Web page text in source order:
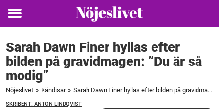
Toggle
Sarah Dawn Finer hyllas efter
bilden på gravidmagen: ”Du är så
modig”
Nöjeslivet » Kändisar » Sarah Dawn Finer hyllas efter bilden på gravidmagen: ”Du är så modig”
SKRIBENT: ANTON LINDQVIST